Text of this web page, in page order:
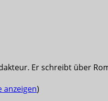
Er schreibt über
anzeigen)